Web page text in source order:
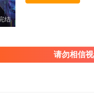
结
请勿相信